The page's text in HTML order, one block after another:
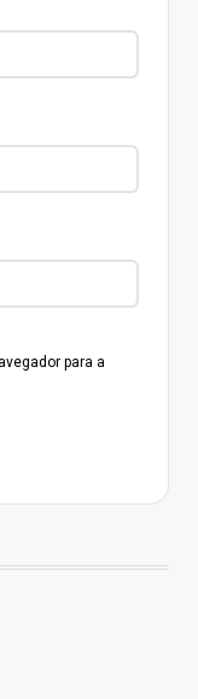
para a